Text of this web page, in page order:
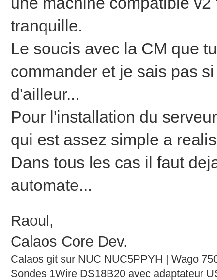
tranquille.
Le soucis avec la CM que
commander et je sais pas
d'ailleur...
Pour l'installation du
qui est assez simple a
Dans tous les cas il faut
automate...
Raoul,
Calaos Core Dev.
Calaos git sur NUC NUC5PPYH | Wago
Sondes 1Wire DS18B20 avec adaptateur